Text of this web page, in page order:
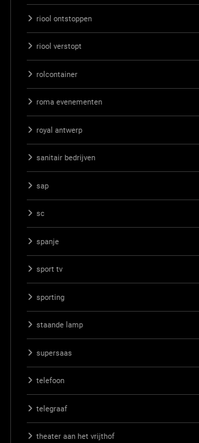
riool ontstoppen
riool verstopt
rolcontainer
roma evenementen
royal antwerp
sanitair bedrijven
sap
sc
spanje
sport tv
sporting
staande lamp
supersaas
telefoon
telegraaf
theater aan het vrijthof